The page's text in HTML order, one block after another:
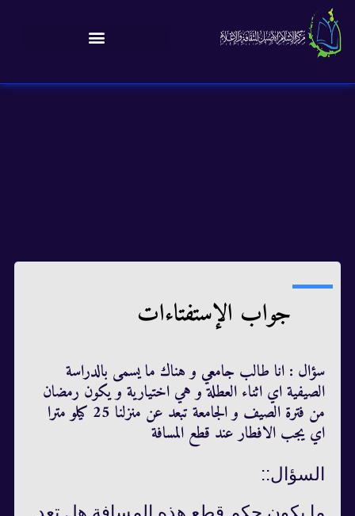
جواب الإستفتاءات
سؤال : انا طالب جامعي و هناك ما يسمى بالدراسة
الصيفية اي اثناء العطلة و هي اختيارية و يكون رمضان
من فترة الصيف و الجامعة تبعد عن منزلنا 25 كيلو مترا
اي يجب الافطار عند قطع المسافة
السؤال::